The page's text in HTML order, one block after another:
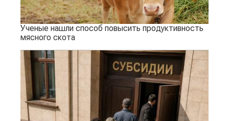
Ученые нашли способ повысить продуктивность
мясного скота